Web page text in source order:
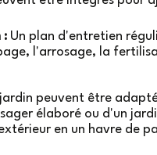
: Un plan d'entretien
l'arrosage, la
peuvent être
élaboré ou d'un
en un havre de